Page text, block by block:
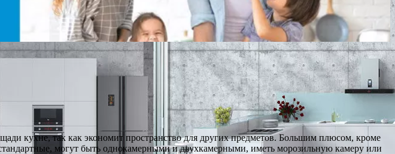
кухне, так как экономит пространство для других предметов. Большим плюсом, кроме
могут быть однокамерными и двухкамерными, иметь морозильную камеру или